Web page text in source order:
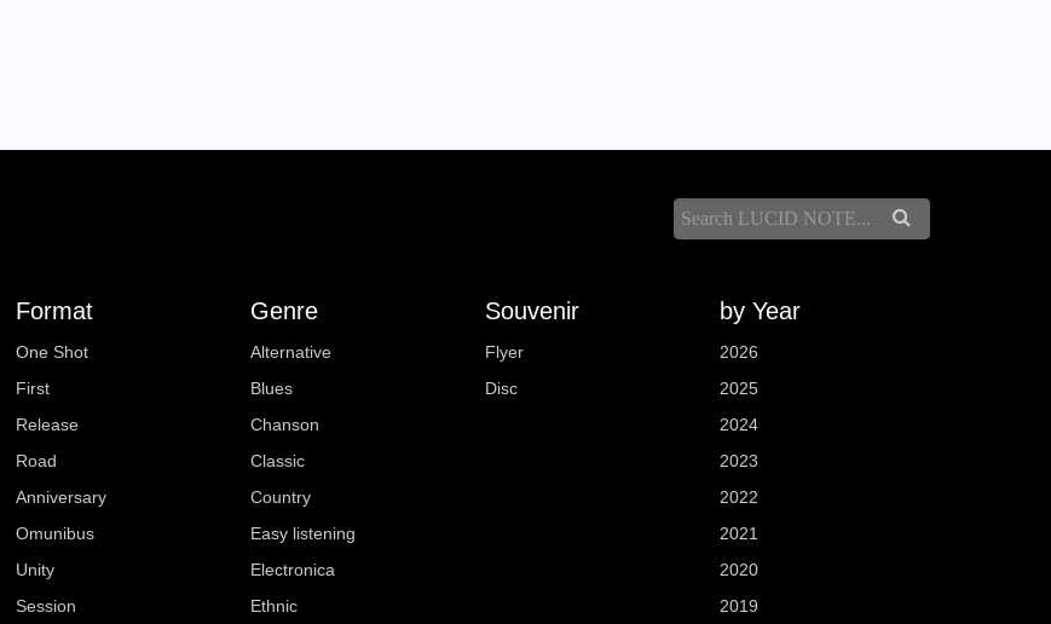
Format
One Shot
First
Release
Road
Anniversary
Omunibus
Unity
Session
Genre
Alternative
Blues
Chanson
Classic
Country
Easy listening
Electronica
Ethnic
Souvenir
Flyer
Disc
by Year
2026
2025
2024
2023
2022
2021
2020
2019